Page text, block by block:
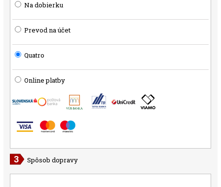
Na dobierku
Prevod na účet
Quatro
Online platby
Spôsob dopravy